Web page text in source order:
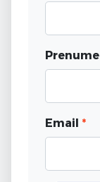
Prenume
Email *